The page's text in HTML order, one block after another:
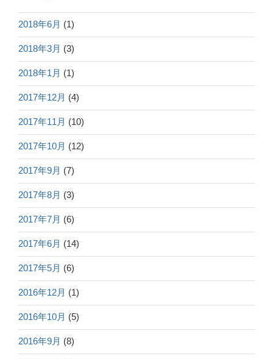
2018年6月 (1)
2018年3月 (3)
2018年1月 (1)
2017年12月 (4)
2017年11月 (10)
2017年10月 (12)
2017年9月 (7)
2017年8月 (3)
2017年7月 (6)
2017年6月 (14)
2017年5月 (6)
2016年12月 (1)
2016年10月 (5)
2016年9月 (8)